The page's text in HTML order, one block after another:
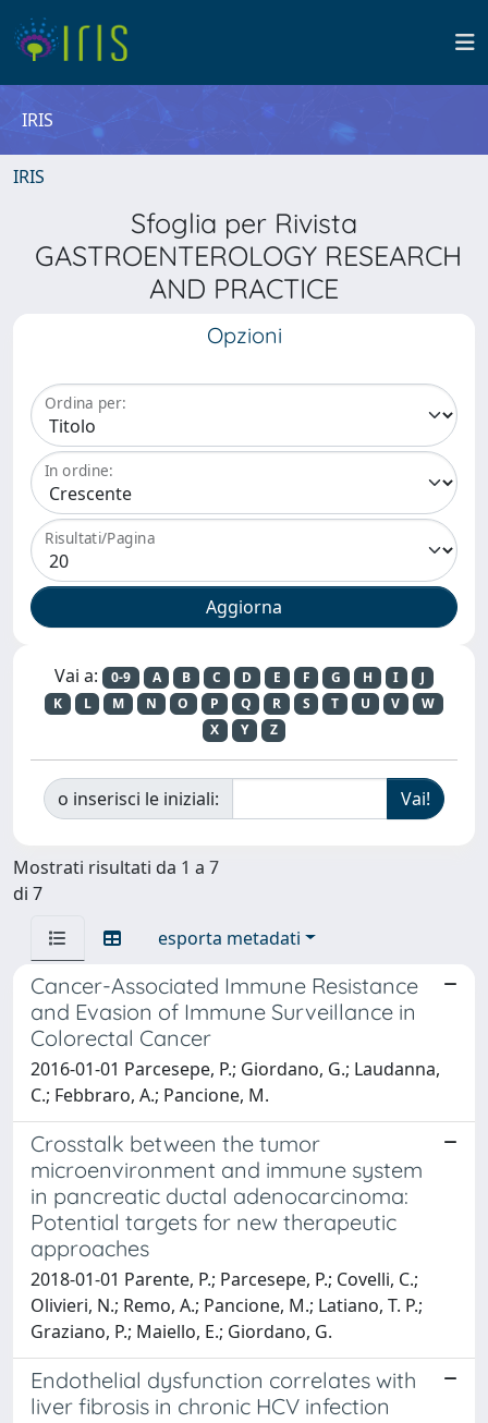
IRIS
IRIS
Sfoglia per Rivista
GASTROENTEROLOGY RESEARCH
AND PRACTICE
Opzioni
Ordina per:
In ordine:
Risultati/Pagina
Vai a: 0-9 A B C D E F G H I
J
K
L M N O P Q R S T U V
W
X
Y Z
o inserisci le iniziali:
Mostrati risultati da 1 a 7
di 7
esporta metadati
Cancer-Associated Immune Resistance
and Evasion of Immune Surveillance in
Colorectal Cancer
2016-01-01 Parcesepe, P.; Giordano, G.; Laudanna,
C.; Febbraro, A.; Pancione, M.
Crosstalk between the tumor
microenvironment and immune system
in pancreatic ductal adenocarcinoma:
Potential targets for new therapeutic
approaches
2018-01-01 Parente, P.; Parcesepe, P.; Covelli, C.;
Olivieri, N.; Remo, A.; Pancione, M.; Latiano, T. P.;
Graziano, P.; Maiello, E.; Giordano, G.
Endothelial dysfunction correlates with
liver fibrosis in chronic HCV infection